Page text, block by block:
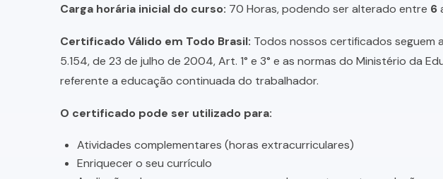
Carga horária inicial do curso: 70 Horas, podendo ser alterado entre 6
Certificado Válido em Todo Brasil: Todos nossos certificados seguem
5.154, de 23 de julho de 2004, Art. 1° e 3° e as normas do Ministério da
referente a educação continuada do trabalhador.
O certificado pode ser utilizado para:
Atividades complementares (horas extracurriculares)
Enriquecer o seu currículo